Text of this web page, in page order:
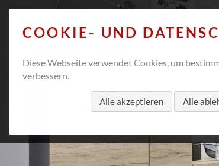
COOKIE- UND
Diese Webseite verwendet Cookies, um
verbessern.
Alle akzeptieren Alle